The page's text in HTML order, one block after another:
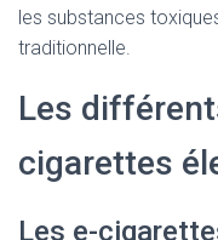
les substances
traditionnelle.
Les
cigarettes
Les e-